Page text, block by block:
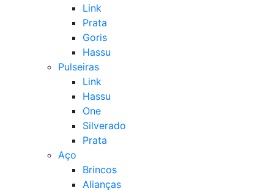
Link
Prata
Goris
Hassu
Pulseiras
Link
Hassu
One
Silverado
Prata
Aço
Brincos
Alianças